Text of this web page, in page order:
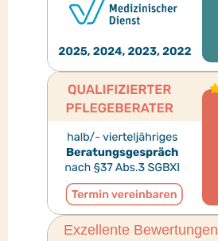
Exzellente Bewertungen